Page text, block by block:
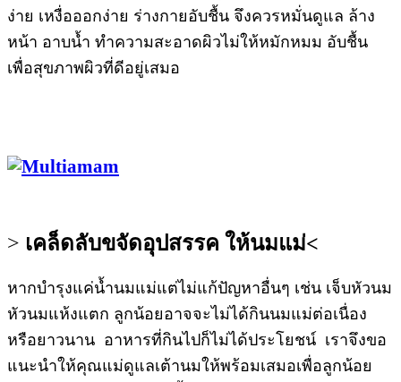
ง่าย เหงื่อออกง่าย ร่างกายอับชื้น จึงควรหมั่นดูแล ล้าง
หน้า อาบน้ำ ทำความสะอาดผิวไม่ให้หมักหมม อับชื้น
เพื่อสุขภาพผิวที่ดีอยู่เสมอ
> เคล็ดลับขจัดอุปสรรค ให้นมแม่<
หากบำรุงแค่น้ำนมแม่แต่ไม่แก้ปัญหาอื่นๆ เช่น เจ็บหัวนม
หัวนมแห้งแตก ลูกน้อยอาจจะไม่ได้กินนมแม่ต่อเนื่อง
หรือยาวนาน อาหารที่กินไปก็ไม่ได้ประโยชน์ เราจึงขอ
แนะนำให้คุณแม่ดูแลเต้านมให้พร้อมเสมอเพื่อลูกน้อย